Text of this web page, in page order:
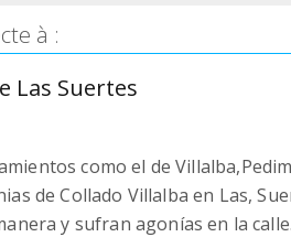
à :
Las Suertes
como el de
de Collado Villalba en Las,
y sufran agonías en la calle.